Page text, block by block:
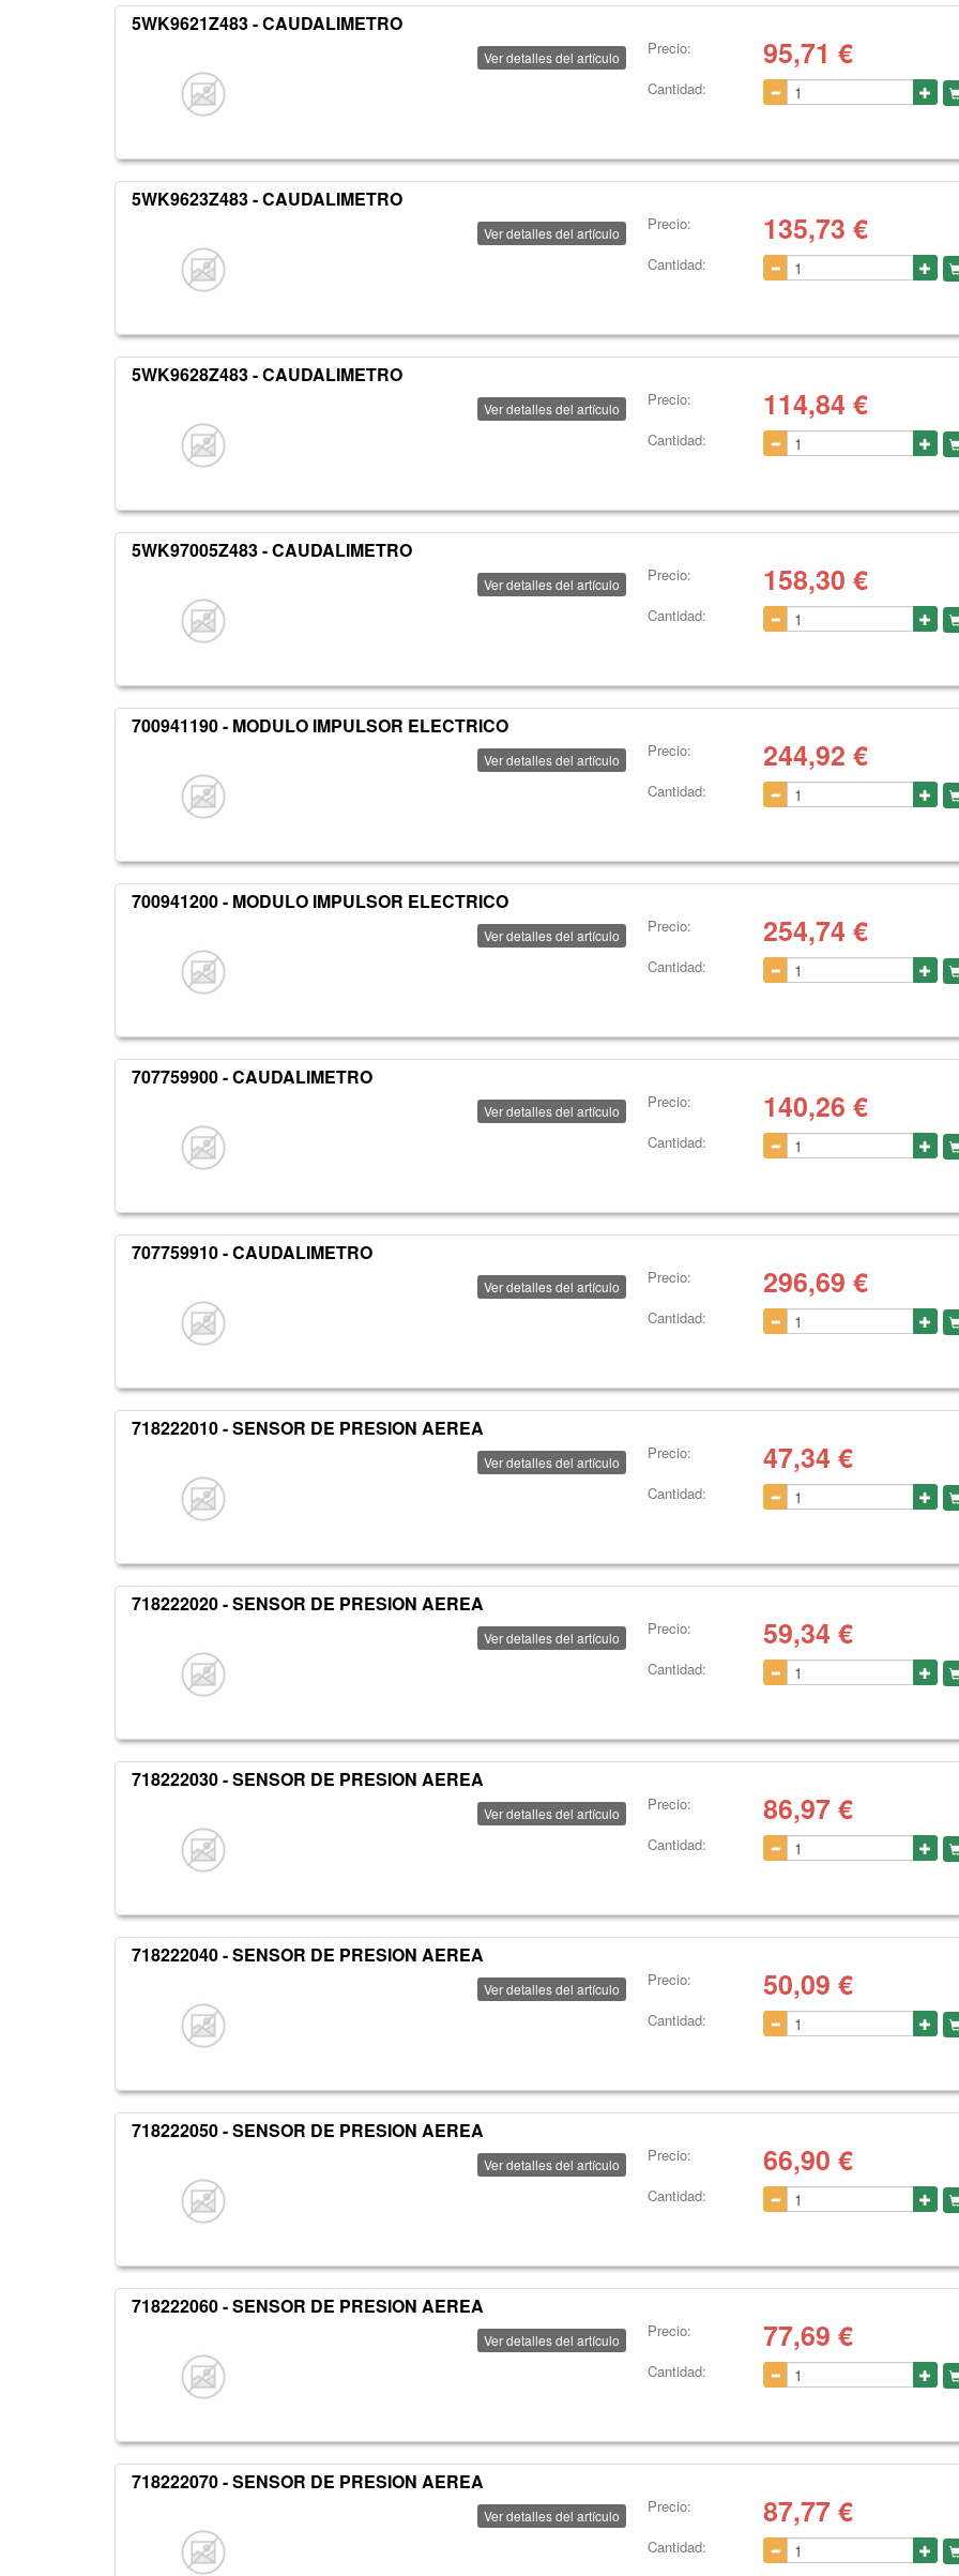
5WK9621Z483 - CAUDALIMETRO
Ver detalles del artículo Precio: 95,71 €
Cantidad:
5WK9623Z483 - CAUDALIMETRO
Ver detalles del artículo Precio: 135,73 €
Cantidad:
5WK9628Z483 - CAUDALIMETRO
Ver detalles del artículo Precio: 114,84 €
Cantidad:
5WK97005Z483 - CAUDALIMETRO
Ver detalles del artículo Precio: 158,30 €
Cantidad:
700941190 - MODULO IMPULSOR ELECTRICO
Ver detalles del artículo Precio: 244,92 €
Cantidad:
700941200 - MODULO IMPULSOR ELECTRICO
Ver detalles del artículo Precio: 254,74 €
Cantidad:
707759900 - CAUDALIMETRO
Ver detalles del artículo Precio: 140,26 €
Cantidad:
707759910 - CAUDALIMETRO
Ver detalles del artículo Precio: 296,69 €
Cantidad:
718222010 - SENSOR DE PRESION AEREA
Ver detalles del artículo Precio: 47,34 €
Cantidad:
718222020 - SENSOR DE PRESION AEREA
Ver detalles del artículo Precio: 59,34 €
Cantidad:
718222030 - SENSOR DE PRESION AEREA
Ver detalles del artículo Precio: 86,97€
Cantidad:
718222040 - SENSOR DE PRESION AEREA
Ver detalles del artículo Precio: 50,09 €
Cantidad:
718222050 - SENSOR DE PRESION AEREA
Ver detalles del artículo Precio: 66,90 €
Cantidad:
718222060 - SENSOR DE PRESION AEREA
Ver detalles del artículo Precio: 77,69 €
Cantidad:
718222070 - SENSOR DE PRESION AEREA
Ver detalles del artículo Precio: 87,77€
Cantidad: